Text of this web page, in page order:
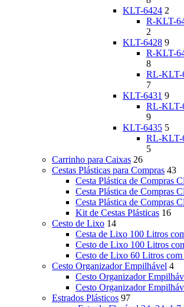
KLT-6424 2
R-KLT-
2
KLT-6428 9
R-KLT-
8
RL-KLT-
7
KLT-6431 9
RL-KLT-
9
KLT-6435 5
RL-KLT-
5
Carrinho para Caixas 26
Cestas Plásticas para Compras 43
Cesta Plástica de Compras
Cesta Plástica de Compras
Cesta Plástica de Compras
Kit de Cestas Plásticas 16
Cesto de Lixo 14
Cesta de Lixo 100 Litros
Cesto de Lixo 100 Litros
Cesto de Lixo 60 Litros com
Cesto Organizador Empilhável 4
Cesto Organizador
Cesto Organizador
Estrados Plásticos 97